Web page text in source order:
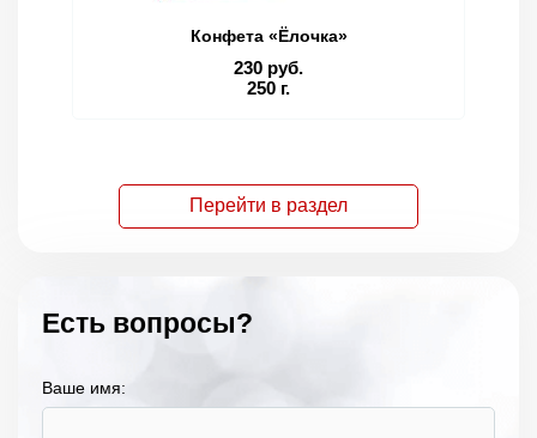
Конфета «Ёлочка»
230 руб.
250 г.
Перейти в раздел
Есть вопросы?
Ваше имя: